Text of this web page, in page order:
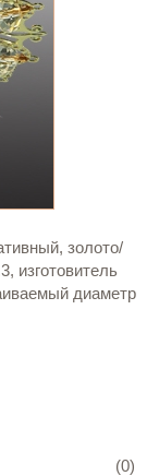
золото/
изготовитель
диаметр
(0)